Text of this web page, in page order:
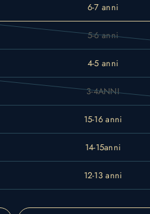
6-7 anni
5-6 anni
4-5 anni
3-4ANNI
15-16 anni
14-15anni
12-13 anni